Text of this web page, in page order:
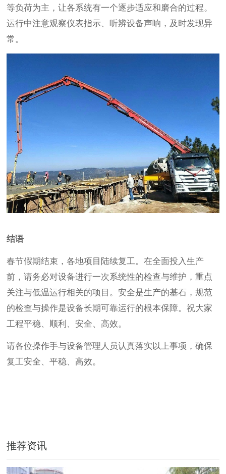
等负荷为主，让各系统有一个逐步适应和磨合的过程。
运行中注意观察仪表指示、听辨设备声响，及时发现异
常。
结语
春节假期结束，各地项目陆续复工。在全面投入生产
前，请务必对设备进行一次系统性的检查与维护，重点
关注与低温运行相关的项目。安全是生产的基石，规范
的检查与操作是设备长期可靠运行的根本保障。祝大家
工程平稳、顺利、安全、高效。
请各位操作手与设备管理人员认真落实以上事项，确保
复工安全、平稳、高效。
推荐资讯